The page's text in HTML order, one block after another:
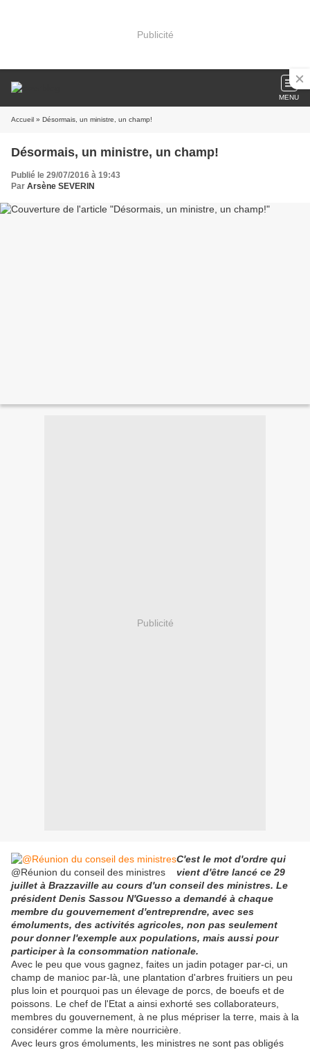
Publicité
MENU
Accueil » Désormais, un ministre, un champ!
Désormais, un ministre, un champ!
Publié le 29/07/2016 à 19:43
Par Arsène SEVERIN
Publicité
@Réunion du conseil des ministres
C'est le mot d'ordre qui
vient d'être lancé ce 29
juillet à Brazzaville au cours d'un conseil des ministres. Le
président Denis Sassou N'Guesso a demandé à chaque
membre du gouvernement d'entreprendre, avec ses
émoluments, des activités agricoles, non pas seulement
pour donner l'exemple aux populations, mais aussi pour
participer à la consommation nationale.
Avec le peu que vous gagnez, faites un jadin potager par-ci, un
champ de manioc par-là, une plantation d'arbres fruitiers un peu
plus loin et pourquoi pas un élevage de porcs, de boeufs et de
poissons. Le chef de l'Etat a ainsi exhorté ses collaborateurs,
membres du gouvernement, à ne plus mépriser la terre, mais à la
considérer comme la mère nourricière.
Avec leurs gros émoluments, les ministres ne sont pas obligés